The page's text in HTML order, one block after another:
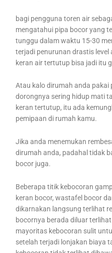
bagi pengguna toren air
mengatahui pipa bocor yang
tunggu dalam waktu 15-30
terjadi penurunan drastis
keran air tertutup bisa jadi itu
Atau kalo dirumah anda pakai
dorongnya sering hidup mati
keran tertutup, itu ada
pemipaan di rumah kamu.
Jika anda menemukan
dirumah anda, padahal tidak
bocor juga.
Beberapa titik kebocoran
keran bocor, wastafel bocor
dikarnakan langsung terlihat
bocornya berada diluar
mayoritas kebocoran sulit
setelah terjadi lonjakan biaya